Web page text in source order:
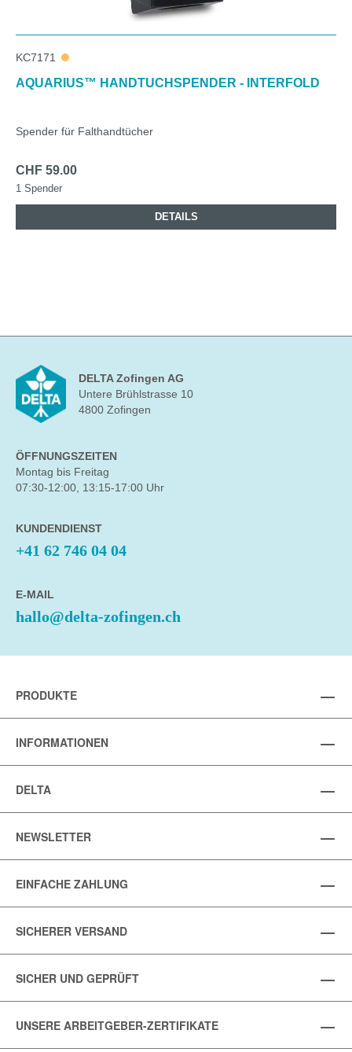
KC7171
AQUARIUS™ HANDTUCHSPENDER - INTERFOLD
Spender für Falthandtücher
CHF 59.00
1 Spender
DETAILS
DELTA Zofingen AG
Untere Brühlstrasse 10
4800 Zofingen
ÖFFNUNGSZEITEN
Montag bis Freitag
07:30-12:00, 13:15-17:00 Uhr
KUNDENDIENST
+41 62 746 04 04
E-MAIL
hallo@delta-zofingen.ch
PRODUKTE
INFORMATIONEN
DELTA
NEWSLETTER
EINFACHE ZAHLUNG
SICHERER VERSAND
SICHER UND GEPRÜFT
UNSERE ARBEITGEBER-ZERTIFIKATE